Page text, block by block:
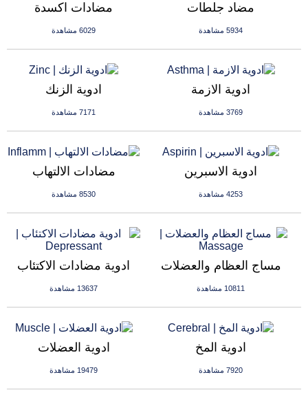
مضادات اكسدة
6029 مشاهدة
مضاد جلطات
5934 مشاهدة
ادوية الزنك
7171 مشاهدة
ادوية الازمة
3769 مشاهدة
مضادات الالتهاب
8530 مشاهدة
ادوية الاسبرين
4253 مشاهدة
ادوية مضادات الاكتئاب
13637 مشاهدة
مساج العظام والعضلات
10811 مشاهدة
ادوية العضلات
19479 مشاهدة
ادوية المخ
7920 مشاهدة